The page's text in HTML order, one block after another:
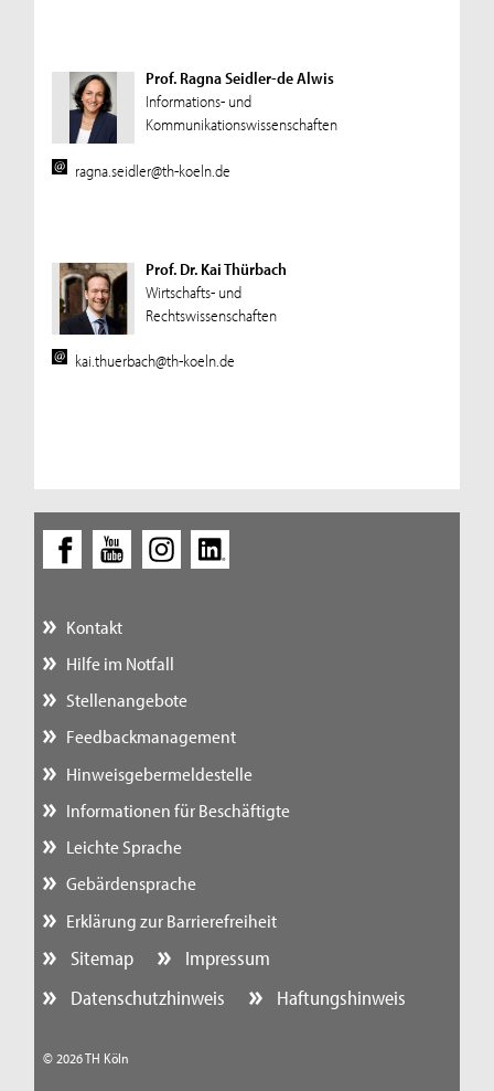
Prof. Ragna Seidler-de Alwis
Informations- und
Kommunikationswissenschaften
ragna.seidler@th-koeln.de
Prof. Dr. Kai Thürbach
Wirtschafts- und
Rechtswissenschaften
kai.thuerbach@th-koeln.de
Kontakt
Hilfe im Notfall
Stellenangebote
Feedbackmanagement
Hinweisgebermeldestelle
Informationen für Beschäftigte
Leichte Sprache
Gebärdensprache
Erklärung zur Barrierefreiheit
Sitemap
Impressum
Datenschutzhinweis
Haftungshinweis
© 2026 TH Köln